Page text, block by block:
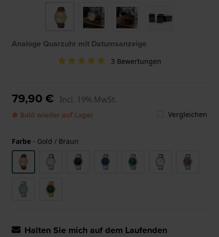
Analoge Quarzuhr mit Datumsanzeige
3 Bewertungen
79,90 € Incl. 19% MwSt.
● Bald wieder auf Lager Vergleichen
Farbe - Gold / Braun
Halten Sie mich auf dem Laufenden